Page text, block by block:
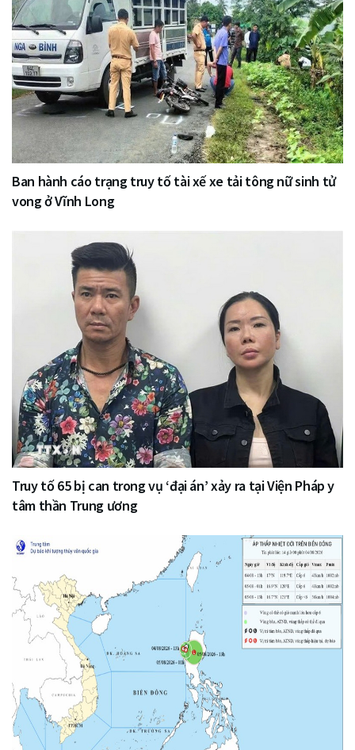
Ban hành cáo trạng truy tố tài xế xe tải tông nữ sinh tử
vong ở Vĩnh Long
Truy tố 65 bị can trong vụ ‘đại án’ xảy ra tại Viện Pháp y
tâm thần Trung ương